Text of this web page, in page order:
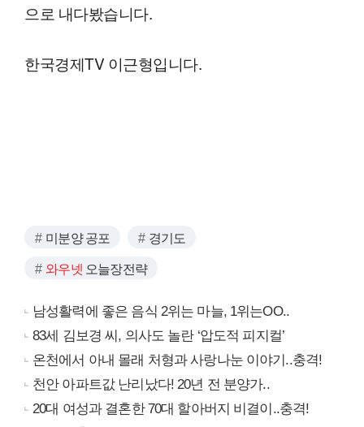
으로 내다봤습니다.
한국경제TV 이근형입니다.
미분양 공포 경기도
와우넷 오늘장전략
남성활력에 좋은 음식 2위는 마늘, 1위는OO..
83세 김보경 씨, 의사도 놀란 ‘압도적 피지컬’
온천에서 아내 몰래 처형과 사랑나눈 이야기..충격!
천안 아파트값 난리났다! 20년 전 분양가..
20대 여성과 결혼한 70대 할아버지 비결이..충격!